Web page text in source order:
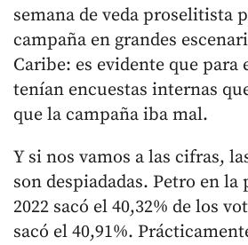
semana de veda proselitista
campaña en grandes
Caribe: es evidente que para
tenían encuestas internas
que la campaña iba mal.
Y si nos vamos a las cifras,
son despiadadas. Petro en
2022 sacó el 40,32% de los
sacó el 40,91%.